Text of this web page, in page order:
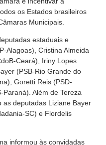
os Estados brasileiros
Municipais.
estaduais e
Alagoas), Cristina Almeida
Ceará), Iriny Lopes
(PSB-Rio Grande do
Goretti Reis (PSD-
Além de Tereza
as deputadas Liziane Bayer
SC) e Flordelis
informou às convidadas